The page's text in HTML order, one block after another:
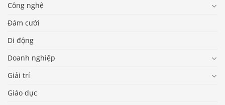
Công nghệ
Đám cưới
Di động
Doanh nghiệp
Giải trí
Giáo dục